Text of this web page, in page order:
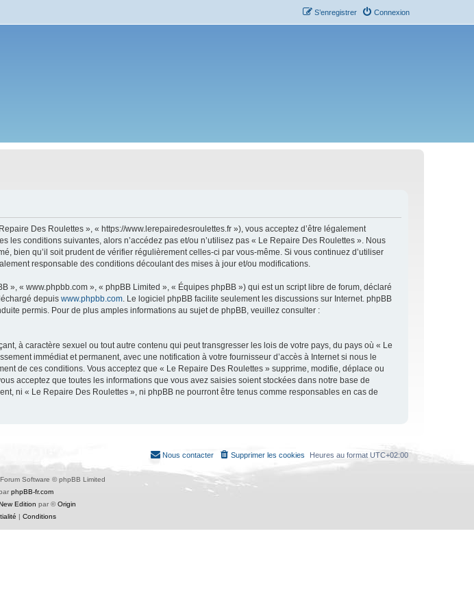
Connexion
S’enregistrer
Des Roulettes », « https://www.lerepairedesroulettes.fr »), vous acceptez d’être légalement
conditions suivantes, alors n’accédez pas et/ou n’utilisez pas « Le Repaire Des Roulettes ». Nous
bien qu’il soit prudent de vérifier régulièrement celles-ci par vous-même. Si vous continuez d’utiliser
responsable des conditions découlant des mises à jour et/ou modifications.
« www.phpbb.com », « phpBB Limited », « Équipes phpBB ») qui est un script libre de forum, déclaré
depuis www.phpbb.com. Le logiciel phpBB facilite seulement les discussions sur Internet. phpBB
permis. Pour de plus amples informations au sujet de phpBB, veuillez consulter :
à caractère sexuel ou tout autre contenu qui peut transgresser les lois de votre pays, du pays où « Le
immédiat et permanent, avec une notification à votre fournisseur d’accès à Internet si nous le
de ces conditions. Vous acceptez que « Le Repaire Des Roulettes » supprime, modifie, déplace ou
acceptez que toutes les informations que vous avez saisies soient stockées dans notre base de
ni « Le Repaire Des Roulettes », ni phpBB ne pourront être tenus comme responsables en cas de
Heures au format UTC+02:00
Supprimer les cookies
Nous contacter
Software © phpBB Limited
phpBB-fr.com
Edition par ©Origin
| Conditions